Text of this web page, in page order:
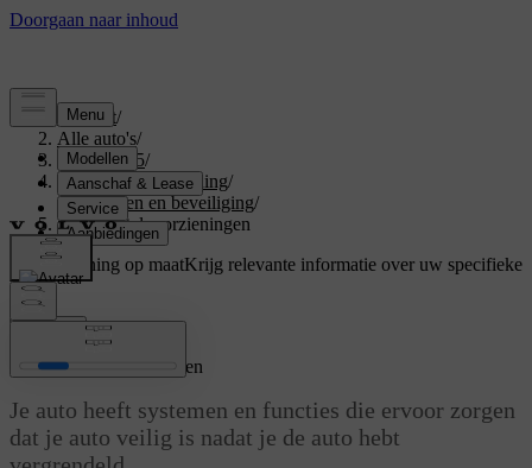
Support/
Alle auto's/
EX40 2025/
Gebruikershandleiding/
Instappen en beveiliging/
Antidiefstalvoorzieningen
Ondersteuning op maatKrijg relevante informatie over uw specifieke
auto.
Antidiefstalvoorzieningen
Je auto heeft systemen en functies die ervoor zorgen
dat je auto veilig is nadat je de auto hebt